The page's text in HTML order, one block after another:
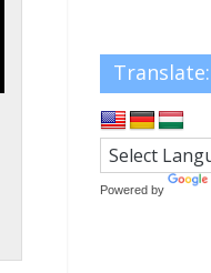
Translate:
Powered by